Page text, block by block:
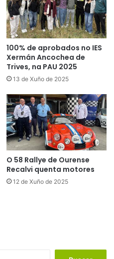
100% de aprobados no IES
Xermán Ancochea de
Trives, na PAU 2025
13 de Xuño de 2025
O 58 Rallye de Ourense
Recalvi quenta motores
12 de Xuño de 2025